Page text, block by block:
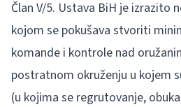
Član V/5. Ustava BiH je izrazito
kojom se pokušava stvoriti
komande i kontrole nad
postratnom okruženju u kojem
(u kojima se regrutovanje,